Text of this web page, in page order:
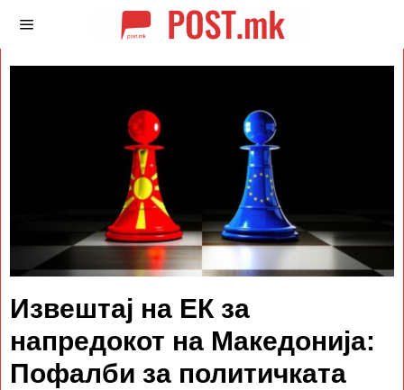
Извештај на ЕК за
напредокот на Македонија:
Пофалби за политичката